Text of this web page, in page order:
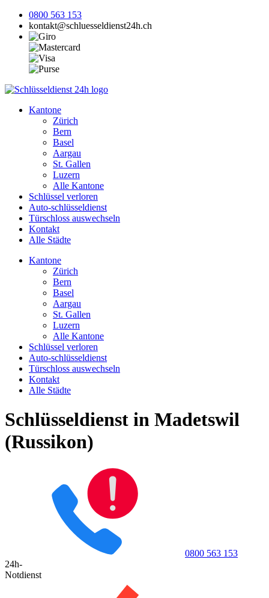
0800 563 153
kontakt@schluesseldienst24h.ch
Kantone
Zürich
Bern
Basel
Aargau
St. Gallen
Luzern
Alle Kantone
Schlüssel verloren
Auto-schlüsseldienst
Türschloss auswechseln
Kontakt
Alle Städte
Kantone
Zürich
Bern
Basel
Aargau
St. Gallen
Luzern
Alle Kantone
Schlüssel verloren
Auto-schlüsseldienst
Türschloss auswechseln
Kontakt
Alle Städte
Schlüsseldienst in Madetswil
(Russikon)
0800 563 153
24h-
Notdienst